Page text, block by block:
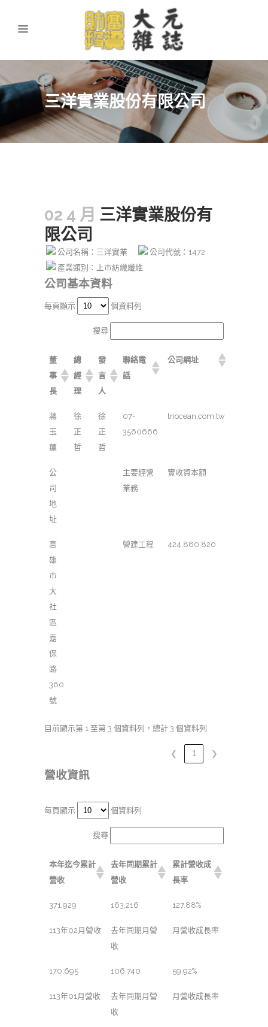
三洋實業股份有限公司
02 4 月 三洋實業股份有
限公司
公司名稱：三洋實業
公司代號：1472
產業類別：上市紡織纖維
公司基本資料
每頁顯示 個資料列
搜尋:
董
事
長
總
經
理
發
言
人
聯絡電
話
公司網址
蔣
玉
蓮
徐
正
哲
徐
正
哲
07-
3560666
triocean.com.tw
公
司
地
址
主要經營
業務
實收資本額
高
雄
市
大
社
區
嘉
保
路
360
號
營建工程 424,880,820
目前顯示第 1 至第 3 個資料列，總計 3 個資料列
❮ 1 ❯
營收資訊
每頁顯示 個資料列
搜尋:
本年迄今累計
營收
去年同期累計
營收
累計營收成
長率
371,929 163,216 127.88%
113年02月營收
去年同期月營
收
月營收成長率
170,695 106,740 59.92%
113年01月營收
去年同期月營
收
月營收成長率